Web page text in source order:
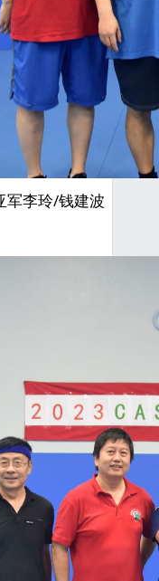
军李玲/钱建波